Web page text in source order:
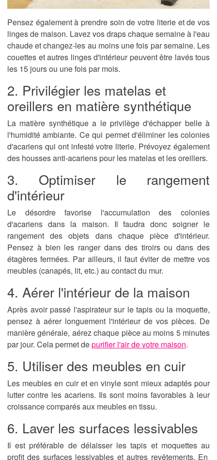
Pensez également à prendre soin de votre literie et de vos
linges de maison. Lavez vos draps chaque semaine à l'eau
chaude et changez-les au moins une fois par semaine. Les
couettes et autres linges d'intérieur peuvent être lavés tous
les 15 jours ou une fois par mois.
2. Privilégier les matelas et
oreillers en matière synthétique
La matière synthétique a le privilège d'échapper belle à
l'humidité ambiante. Ce qui permet d'éliminer les colonies
d'acariens qui ont infesté votre literie. Prévoyez également
des housses anti-acarienspour les matelas et les oreillers.
3. Optimiser le rangement
d'intérieur
Le désordre favorise l'accumulation des colonies
d'acariens dans la maison. Il faudra donc soigner le
rangement des objets dans chaque pièce d'intérieur.
Pensez à bien les ranger dans des tiroirs ou dans des
étagères fermées. Par ailleurs, il faut éviter de mettre vos
meubles (canapés, lit, etc.) au contact du mur.
4. Aérer l'intérieur de la maison
Après avoir passé l'aspirateur sur le tapis ou la moquette,
pensez à aérer longuement l'intérieur de vos pièces. De
manière générale, aérez chaque pièce au moins 5 minutes
par jour. Cela permet depurifier l'air de votre maison.
5. Utiliser des meubles en cuir
Les meubles en cuir et en vinyle sont mieux adaptés pour
lutter contre les acariens. Ils sont moins favorables à leur
croissance comparés aux meubles en tissu.
6. Laver les surfaces lessivables
Il est préférable de délaisser les tapis et moquettes au
profit des surfaces lessivables et autres revêtements. En